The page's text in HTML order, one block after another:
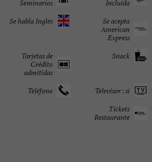
Incluida
Seminarios
Se acepta
American
Express
Se habla Inglés
Snack
Tarjetas de
Crédito
admitidas
Televisor : sí
Teléfono
Tickets
Restaurante